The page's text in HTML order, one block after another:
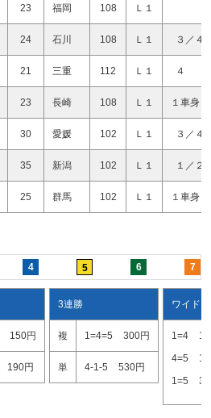
23 福岡 108 Ｌ１
24 石川 108 Ｌ１ ３／４
21 三重 112 Ｌ１ ４
23 長崎 108 Ｌ１ １車身
30 愛媛 102 Ｌ１ ３／４
35 新潟 102 Ｌ１ １／２
25 群馬 102 Ｌ１ １車身
4 5 6 7
150円
190円
3連勝
複 1=4=5 300円
単 4-1-5 530円
ワイド
1=4
4=5
1=5